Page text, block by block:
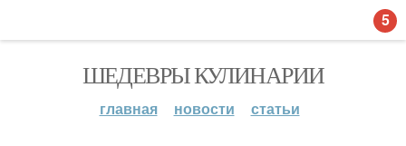
ШЕДЕВРЫ КУЛИНАРИИ
главная новости статьи
5